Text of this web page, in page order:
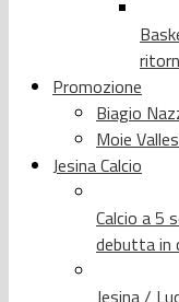
Promozione
Biagio
Moie
Jesina Calcio
Calcio a 5
debutta in
Jesina /